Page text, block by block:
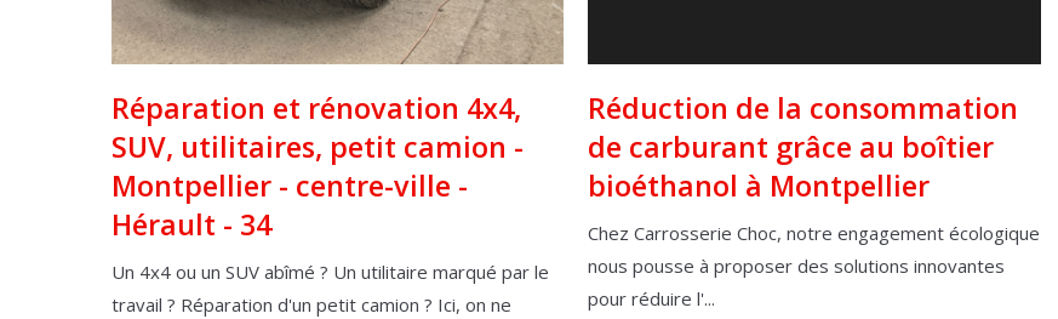
Réparation et rénovation 4x4,
SUV, utilitaires, petit camion -
Montpellier - centre-ville -
Hérault - 34
Un 4x4 ou un SUV abîmé ? Un utilitaire marqué par le
travail ? Réparation d'un petit camion ? Ici, on ne
Réduction de la consommation
de carburant grâce au boîtier
bioéthanol à Montpellier
Chez Carrosserie Choc, notre engagement écologique
nous pousse à proposer des solutions innovantes
pour réduire l'...